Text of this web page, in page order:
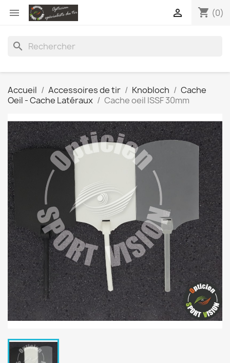
 shopping_cart (0)

search
Accueil Accessoires de tir Knobloch
Cache
Oeil - Cache Latéraux
Cache oeil ISSF 30mm